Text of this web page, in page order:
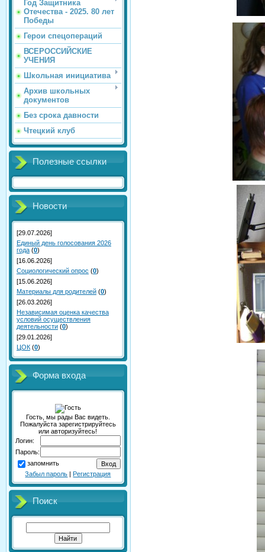
Год Защитника
Отечества - 2025. 80 лет
Победы
Герои спецопераций
ВСЕРОССИЙСКИЕ
УЧЕНИЯ
Школьная инициатива
Архив школьных
документов
Без срока давности
Чтецкий клуб
Полезные ссылки
Новости
[29.07.2026]
Единый день голосования 2026
года (0)
[16.06.2026]
Социологический опрос (0)
[15.06.2026]
Материалы для родителей (0)
[26.03.2026]
Независимая оценка качества
условий осуществления
деятельности (0)
[29.01.2026]
ЦОК (0)
Форма входа
Гость, мы рады Вас видеть.
Пожалуйста зарегистрируйтесь
или авторизуйтесь!
Логин:
Пароль:
запомнить
Забыл пароль |Регистрация
Поиск